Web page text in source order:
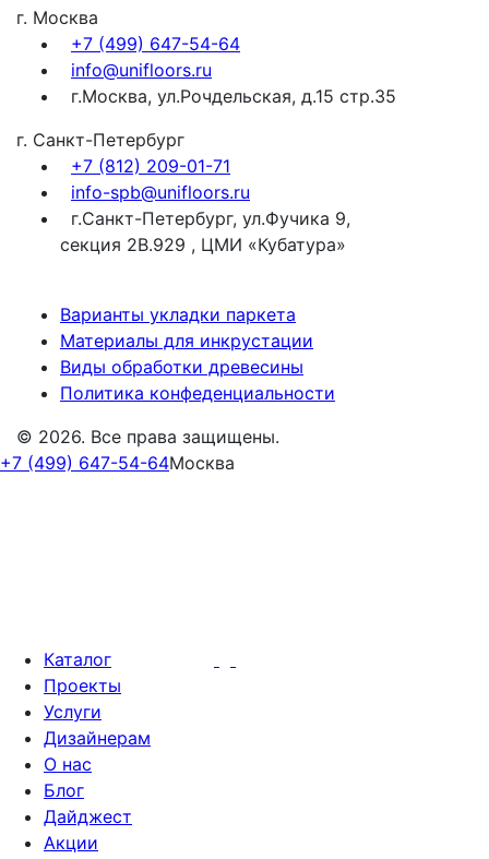
г. Москва
+7 (499) 647-54-64
info@unifloors.ru
г.Москва, ул.Рочдельская, д.15 стр.35
г. Санкт-Петербург
+7 (812) 209-01-71
info-spb@unifloors.ru
г.Санкт-Петербург, ул.Фучика 9,
секция 2В.929 , ЦМИ «Кубатура»
Варианты укладки паркета
Материалы для инкрустации
Виды обработки древесины
Политика конфеденциальности
© 2026. Все права защищены.
+7 (499) 647-54-64Москва
Каталог
Проекты
Услуги
Дизайнерам
О нас
Блог
Дайджест
Акции